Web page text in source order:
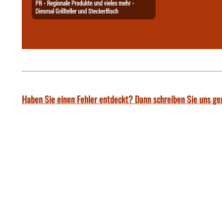
Haben Sie einen Fehler entdeckt? Dann schreiben Sie uns